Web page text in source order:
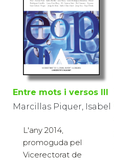
Entre mots i versos III
Marcillas Piquer, Isabel
L'any 2014,
promoguda pel
Vicerectorat de